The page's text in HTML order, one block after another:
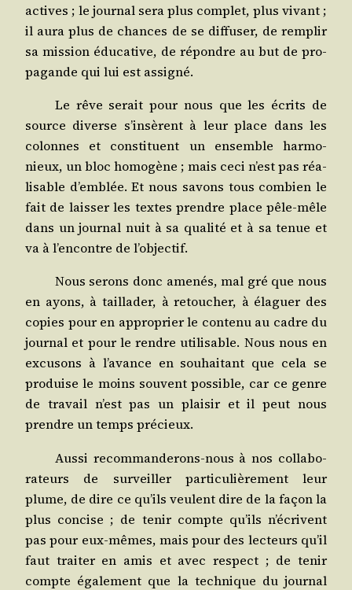
actives ; le jour­nal sera plus com­plet, plus vivant ;
il aura plus de chances de se dif­fu­ser, de rem­plir
sa mis­sion édu­ca­tive, de répondre au but de pro­
pa­gande qui lui est assigné.
Le rêve serait pour nous que les écrits de
source diverse s’in­sèrent à leur place dans les
colonnes et consti­tuent un ensemble har­mo­
nieux, un bloc homo­gène ; mais ceci n’est pas réa­
li­sable d’emblée. Et nous savons tous com­bien le
fait de lais­ser les textes prendre place pêle-mêle
dans un jour­nal nuit à sa qua­li­té et à sa tenue et
va à l’en­contre de l’objectif.
Nous serons donc ame­nés, mal gré que nous
en ayons, à tailla­der, à retou­cher, à éla­guer des
copies pour en appro­prier le conte­nu au cadre du
jour­nal et pour le rendre uti­li­sable. Nous nous en
excu­sons à l’a­vance en sou­hai­tant que cela se
pro­duise le moins sou­vent pos­sible, car ce genre
de tra­vail n’est pas un plai­sir et il peut nous
prendre un temps précieux.
Aus­si recom­man­de­rons-nous à nos col­la­bo­
ra­teurs de sur­veiller par­ti­cu­liè­re­ment leur
plume, de dire ce qu’ils veulent dire de la façon la
plus concise ; de tenir compte qu’ils n’é­crivent
pas pour eux-mêmes, mais pour des lec­teurs qu’il
faut trai­ter en amis et avec res­pect ; de tenir
compte éga­le­ment que la tech­nique du jour­nal